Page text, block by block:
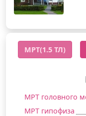
МРТ(1.5 ТЛ)
МРТ головного
МРТ гипофиза